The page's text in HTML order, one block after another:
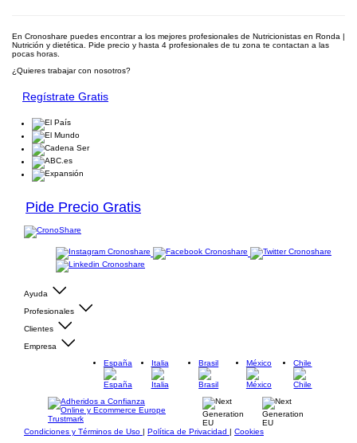
En Cronoshare puedes encontrar a los mejores profesionales de Nutricionistas en Ronda |
Nutrición y dietética. Pide precio y hasta 4 profesionales de tu zona te contactan a las
pocas horas.
¿Quieres trabajar con nosotros?
Regístrate Gratis
Pide Precio Gratis
Ayuda
Profesionales
Clientes
Empresa
España
Italia Brasil México Chile
Condiciones y Términos de Uso | Política de Privacidad | Cookies